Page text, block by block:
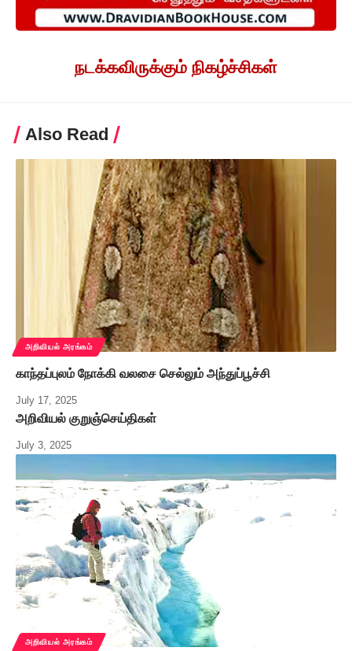
நடக்கவிருக்கும் நிகழ்ச்சிகள்
Also Read
அறிவியல் அரங்கம்
காந்தப்புலம் நோக்கி வலசை செல்லும் அந்துப்பூச்சி
July 17, 2025
அறிவியல் குறுஞ்செய்திகள்
July 3, 2025
அறிவியல் அரங்கம்